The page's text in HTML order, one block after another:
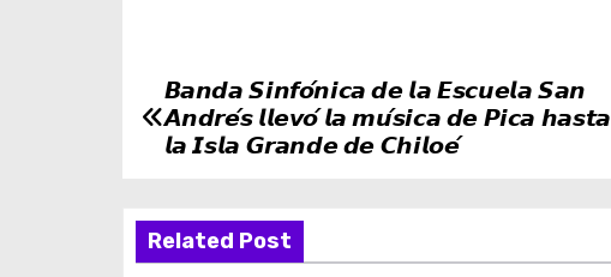
N
e
𝘽𝙖𝙣𝙙𝙖 𝙎𝙞𝙣𝙛𝙤́𝙣𝙞𝙘𝙖 𝙙𝙚 𝙡𝙖 𝙀𝙨𝙘𝙪𝙚𝙡𝙖 𝙎𝙖𝙣
𝘼𝙣𝙙𝙧𝙚́𝙨 𝙡𝙡𝙚𝙫𝙤́ 𝙡𝙖 𝙢𝙪́𝙨𝙞𝙘𝙖 𝙙𝙚 𝙋𝙞𝙘𝙖 𝙝𝙖𝙨𝙩𝙖
𝙡𝙖 𝙄𝙨𝙡𝙖 𝙂𝙧𝙖𝙣𝙙𝙚 𝙙𝙚 𝘾𝙝𝙞𝙡𝙤𝙚́
Related Post